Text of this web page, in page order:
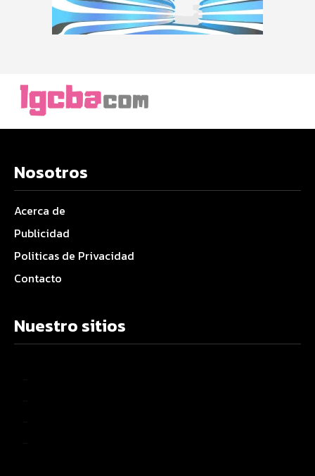
Nosotros
Acerca de
Publicidad
Politicas de Privacidad
Contacto
Nuestro sitios